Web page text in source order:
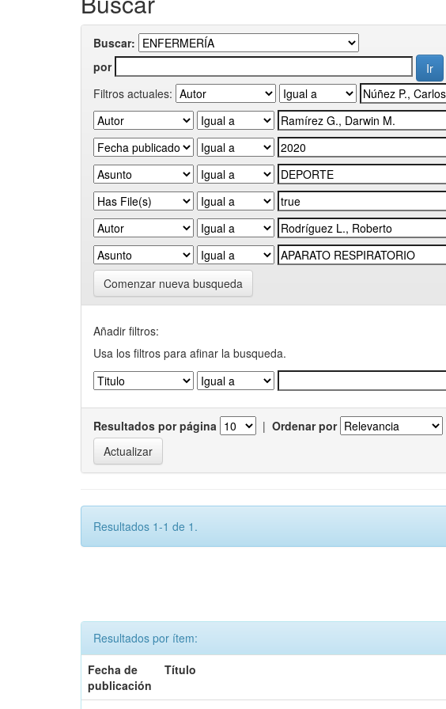
Buscar:
por
Filtros actuales:
Comenzar nueva busqueda
Añadir filtros:
Usa los filtros para afinar la busqueda.
Resultados por página | Ordenar por
Resultados 1-1 de 1.
Resultados por ítem:
Fecha de
publicación
Título